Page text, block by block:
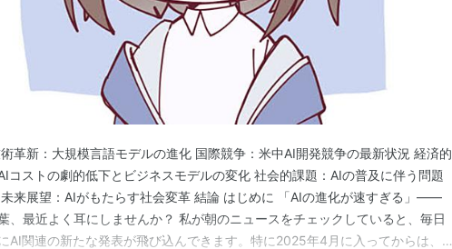
革新：大規模言語モデルの進化 国際競争：米中AI開発競争の最新状況 経済的
コストの劇的低下とビジネスモデルの変化 社会的課題：AIの普及に伴う問題
未来展望：AIがもたらす社会変革 結論 はじめに 「AIの進化が速すぎる」——
、最近よく耳にしませんか？ 私が朝のニュースをチェックしていると、毎日
AI関連の新たな発表が飛び込んできます。特に2025年4月に入ってからは、そ